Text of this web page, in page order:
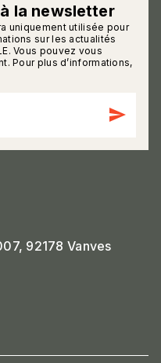
la newsletter
uniquement utilisée pour
sur les actualités
Vous pouvez vous
Pour plus d’informations,
send
92178 Vanves